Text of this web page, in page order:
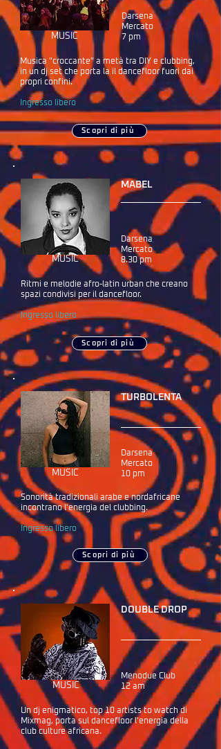
MUSIC
Darsena
Mercato
7 pm
Musica "croccante" a metà tra DIY e clubbing,
in un dj set che porta la il dancefloor fuori dai
propri confini.
Ingresso libero
Scopri di più
MUSIC
MABEL
Darsena
Mercato
8.30 pm
Ritmi e melodie afro-latin urban che creano
spazi condivisi per il dancefloor.
Ingresso libero
Scopri di più
MUSIC
TURBOLENTA
Darsena
Mercato
10 pm
Sonorità tradizionali arabe e nordafricane
incontrano l'energia del clubbing.
Ingresso libero
Scopri di più
MUSIC
DOUBLE DROP
Menodue Club
12 am
Un dj enigmatico, top 10 artists to watch di
Mixmag, porta sul dancefloor l'energia della
club culture africana.